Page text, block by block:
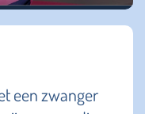
een zwanger